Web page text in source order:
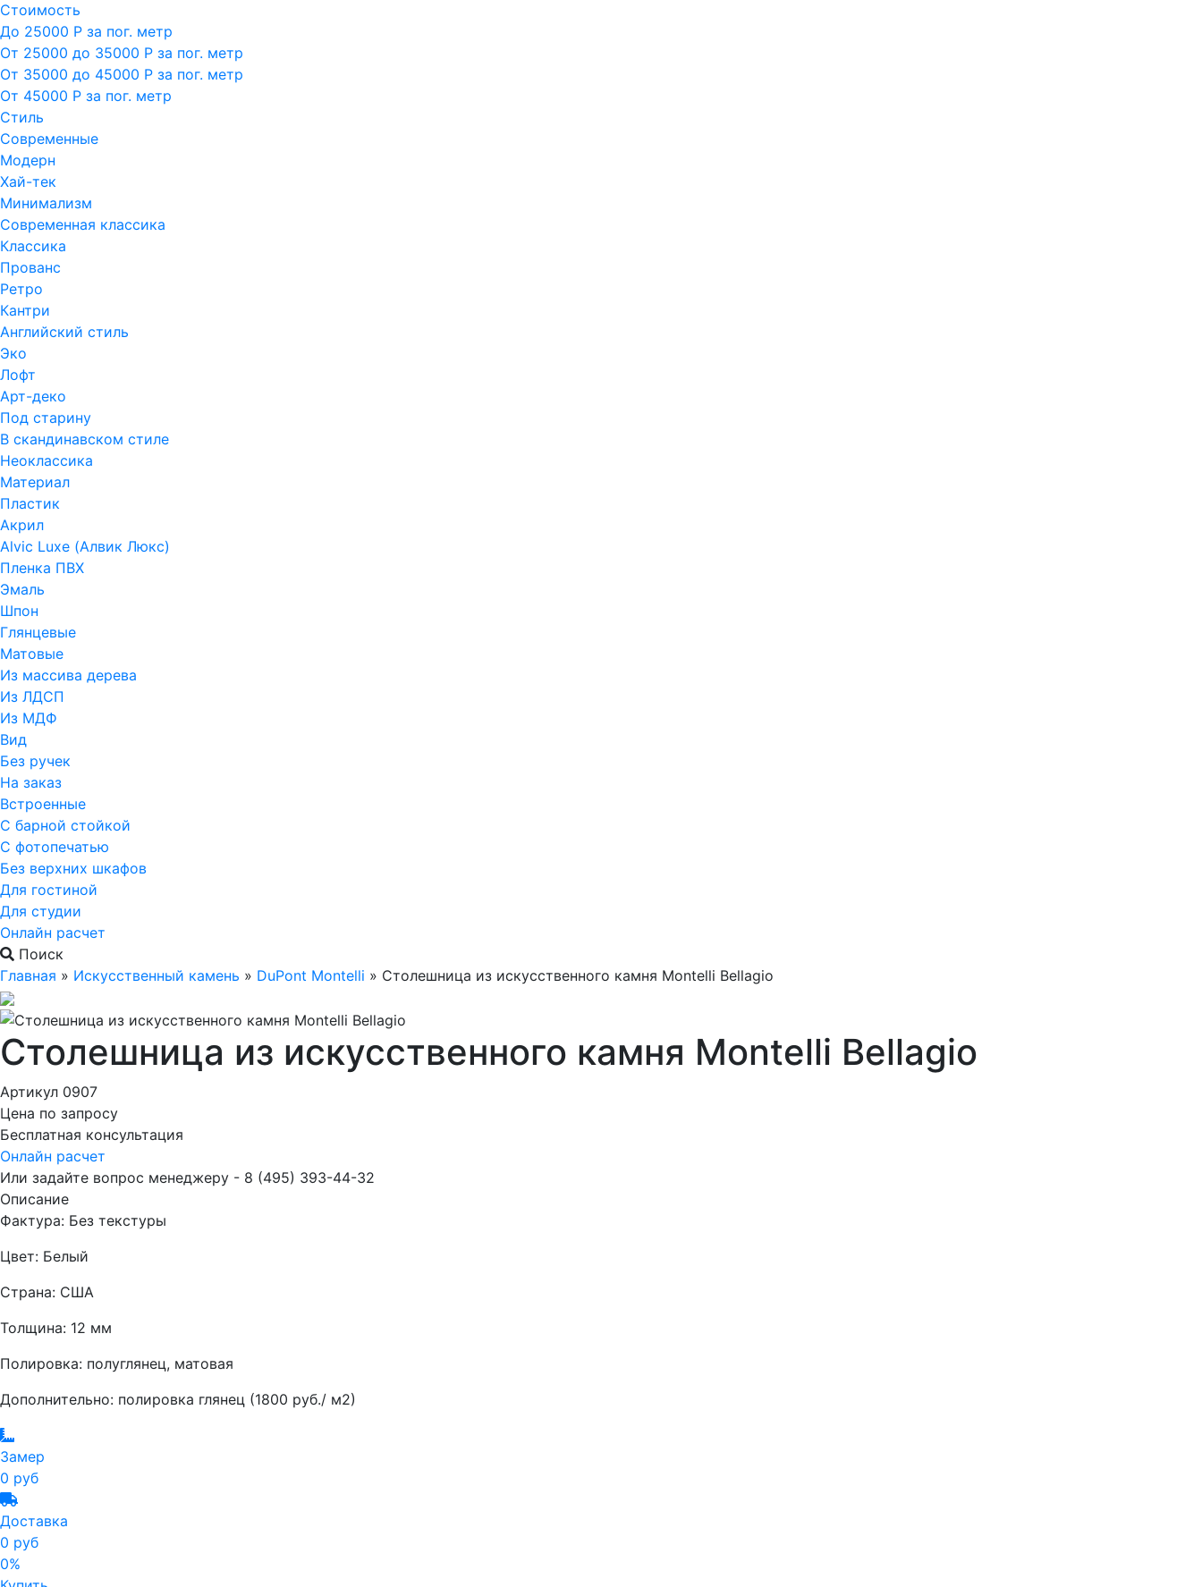
Стоимость
До 25000 Р за пог. метр
От 25000 до 35000 Р за пог. метр
От 35000 до 45000 Р за пог. метр
От 45000 Р за пог. метр
Стиль
Современные
Модерн
Хай-тек
Минимализм
Современная классика
Классика
Прованс
Ретро
Кантри
Английский стиль
Эко
Лофт
Арт-деко
Под старину
В скандинавском стиле
Неоклассика
Материал
Пластик
Акрил
Alvic Luxe (Алвик Люкс)
Пленка ПВХ
Эмаль
Шпон
Глянцевые
Матовые
Из массива дерева
Из ЛДСП
Из МДФ
Вид
Без ручек
На заказ
Встроенные
С барной стойкой
С фотопечатью
Без верхних шкафов
Для гостиной
Для студии
Онлайн расчет
Поиск
Главная » Искусственный камень » DuPont Montelli » Столешница из искусственного камня Montelli Bellagio
Столешница из искусственного камня Montelli Bellagio
Артикул 0907
Цена по запросу
Бесплатная консультация
Онлайн расчет
Или задайте вопрос менеджеру - 8 (495) 393-44-32
Описание
Фактура: Без текстуры
Цвет: Белый
Страна: США
Толщина: 12 мм
Полировка: полуглянец, матовая
Дополнительно: полировка глянец (1800 руб./ м2)
Замер
0 руб
Доставка
0 руб
0%